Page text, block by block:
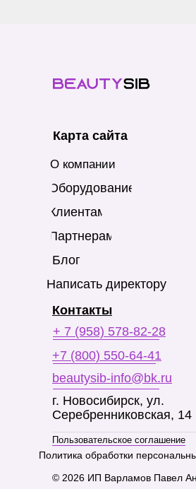
Карта сайта
Контакты
+7 (800) 550-64-41
beautysib-info@bk.ru
г. Новосибирск, ул.
Серебренниковская, 14
© 2026 ИП Варламов Павел
О компании
Оборудование
Клиентам
Партнерам
Политика обработки
+ 7 (958) 578-82-28
Блог
Написать директору
Пользовательское соглашение